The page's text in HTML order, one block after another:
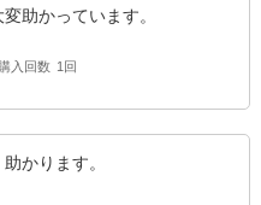
助かっています。
入回数 1回
かります。